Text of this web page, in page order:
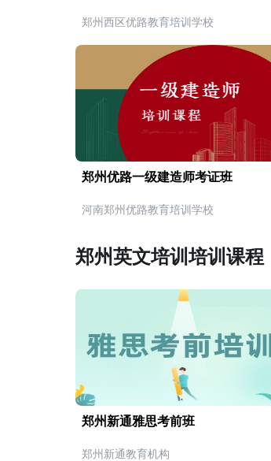
郑州西区优路教育培训学校
郑州优路一级建造师考证班
河南郑州优路教育培训学校
郑州英文培训培训课程
郑州新通雅思考前班
郑州新通教育机构